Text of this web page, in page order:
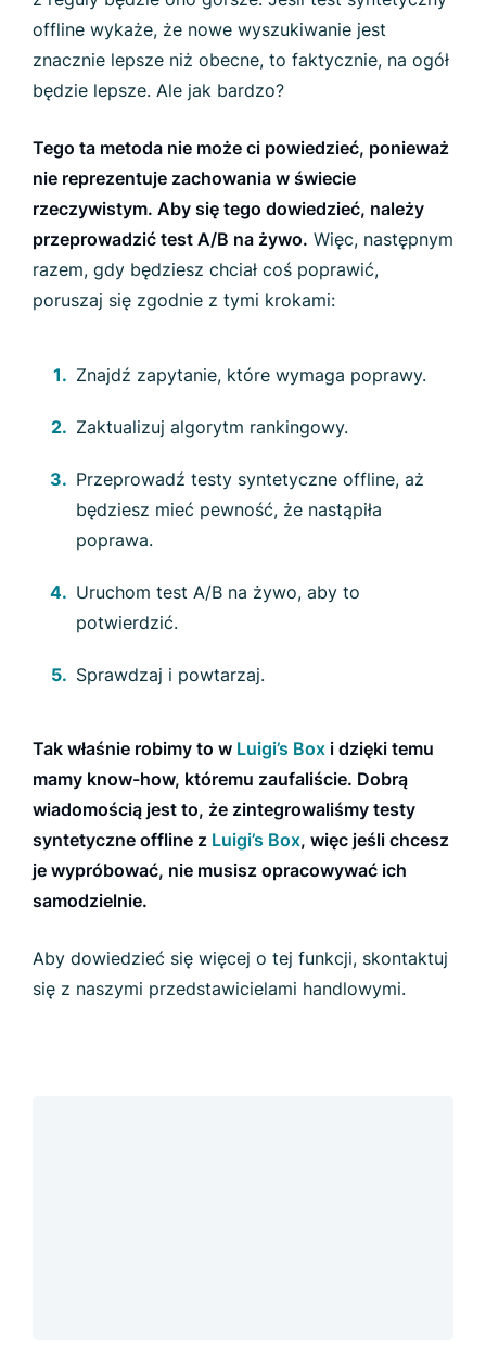
offline wykaże, że nowe wyszukiwanie jest
znacznie lepsze niż obecne, to faktycznie, na ogół
będzie lepsze. Ale jak bardzo?
Tego ta metoda nie może ci powiedzieć, ponieważ
nie reprezentuje zachowania w świecie
rzeczywistym. Aby się tego dowiedzieć, należy
przeprowadzić test A/B na żywo. Więc, następnym
razem, gdy będziesz chciał coś poprawić,
poruszaj się zgodnie z tymi krokami:
Znajdź zapytanie, które wymaga poprawy.
Zaktualizuj algorytm rankingowy.
Przeprowadź testy syntetyczne offline, aż
będziesz mieć pewność, że nastąpiła
poprawa.
Uruchom test A/B na żywo, aby to
potwierdzić.
Sprawdzaj i powtarzaj.
Tak właśnie robimy to w Luigi’s Box i dzięki temu
mamy know-how, któremu zaufaliście. Dobrą
wiadomością jest to, że zintegrowaliśmy testy
syntetyczne offline z Luigi’s Box, więc jeśli chcesz
je wypróbować, nie musisz opracowywać ich
samodzielnie.
Aby dowiedzieć się więcej o tej funkcji, skontaktuj
się z naszymi przedstawicielami handlowymi.